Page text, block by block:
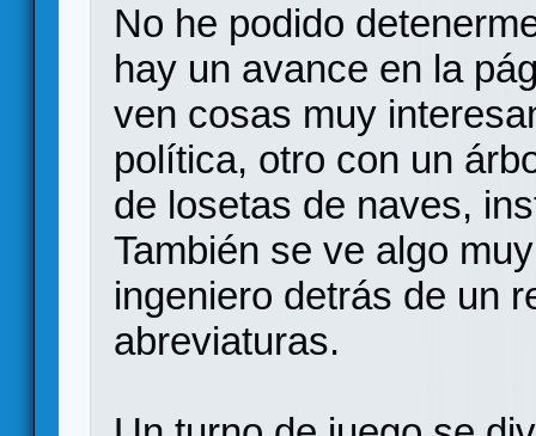
No he podido
hay un avance en la
ven cosas muy
política, otro con un
de losetas de naves,
También se ve algo
ingeniero detrás de un
abreviaturas.